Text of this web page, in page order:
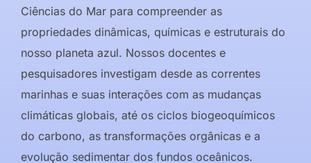
Ciências do Mar para compreender as
propriedades dinâmicas, químicas e estruturais do
nosso planeta azul. Nossos docentes e
pesquisadores investigam desde as correntes
marinhas e suas interações com as mudanças
climáticas globais, até os ciclos biogeoquímicos
do carbono, as transformações orgânicas e a
evolução sedimentar dos fundos oceânicos.